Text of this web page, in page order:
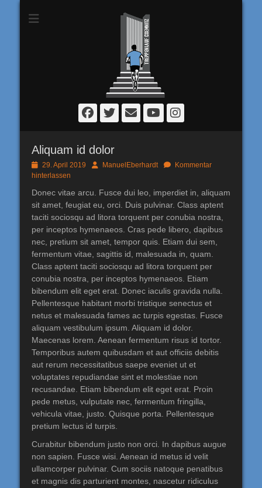
Facebook
Twitter
E-
Mail
YouTube
Instagram
Aliquam id dolor
Posted
on
29. April 2019 AutorManuelEberhardt
Kommentar
hinterlassen
Donec vitae arcu. Fusce dui leo, imperdiet in, aliquam
sit amet, feugiat eu, orci. Duis pulvinar. Class aptent
taciti sociosqu ad litora torquent per conubia nostra,
per inceptos hymenaeos. Cras pede libero, dapibus
nec, pretium sit amet, tempor quis. Etiam dui sem,
fermentum vitae, sagittis id, malesuada in, quam.
Class aptent taciti sociosqu ad litora torquent per
conubia nostra, per inceptos hymenaeos. Etiam
bibendum elit eget erat. Donec iaculis gravida nulla.
Pellentesque habitant morbi tristique senectus et
netus et malesuada fames ac turpis egestas. Fusce
aliquam vestibulum ipsum. Aliquam id dolor.
Maecenas lorem. Aenean fermentum risus id tortor.
Temporibus autem quibusdam et aut officiis debitis
aut rerum necessitatibus saepe eveniet ut et
voluptates repudiandae sint et molestiae non
recusandae. Etiam bibendum elit eget erat. Proin
pede metus, vulputate nec, fermentum fringilla,
vehicula vitae, justo. Quisque porta. Pellentesque
pretium lectus id turpis.
Curabitur bibendum justo non orci. In dapibus augue
non sapien. Fusce wisi. Aenean id metus id velit
ullamcorper pulvinar. Cum sociis natoque penatibus
et magnis dis parturient montes, nascetur ridiculus